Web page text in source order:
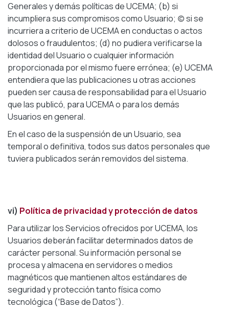
Generales y demás políticas de UCEMA; (b) si
incumpliera sus compromisos como Usuario; (c) si se
incurriera a criterio de UCEMA en conductas o actos
dolosos o fraudulentos; (d) no pudiera verificarse la
identidad del Usuario o cualquier información
proporcionada por el mismo fuere errónea; (e) UCEMA
entendiera que las publicaciones u otras acciones
pueden ser causa de responsabilidad para el Usuario
que las publicó, para UCEMA o para los demás
Usuarios en general.
En el caso de la suspensión de un Usuario, sea
temporal o definitiva, todos sus datos personales que
tuviera publicados serán removidos del sistema.
vi) Política de privacidad y protección de datos
Para utilizar los Servicios ofrecidos por UCEMA, los
Usuarios deberán facilitar determinados datos de
carácter personal. Su información personal se
procesa y almacena en servidores o medios
magnéticos que mantienen altos estándares de
seguridad y protección tanto física como
tecnológica (“Base de Datos”).